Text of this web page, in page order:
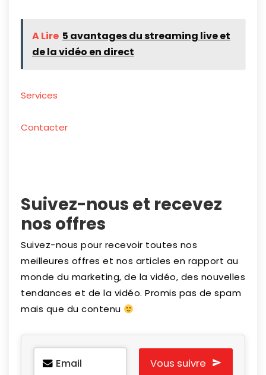
A Lire 5 avantages du streaming live et
de la vidéo en direct
Services
Contacter
Suivez-nous et recevez
nos offres
Suivez-nous pour recevoir toutes nos
meilleures offres et nos articles en rapport au
monde du marketing, de la vidéo, des nouvelles
tendances et de la vidéo. Promis pas de spam
mais que du contenu
Email Vous suivre